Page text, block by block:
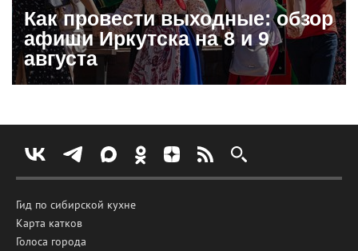
Как провести выходные: обзор
афиши Иркутска на 8 и 9
августа
Гид по сибирской кухне
Карта катков
Голоса города